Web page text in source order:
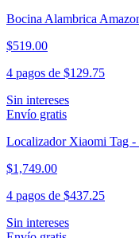
Bocina Alambrica
$519.00
4 pagos de $129.75
Sin intereses
Envío gratis
Localizador Xiaomi Tag -
$1,749.00
4 pagos de $437.25
Sin intereses